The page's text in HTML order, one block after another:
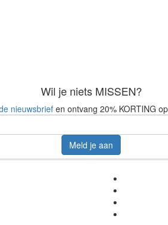
Wil je niets MISSEN?
nieuwsbriefen ontvang 20% KORTING
Meld je aan